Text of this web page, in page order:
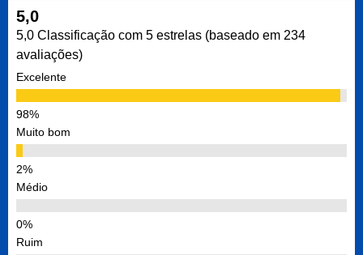
5,0
5,0 Classificação com 5 estrelas (baseado em 234
avaliações)
Excelente
Muito bom
Médio
Ruim